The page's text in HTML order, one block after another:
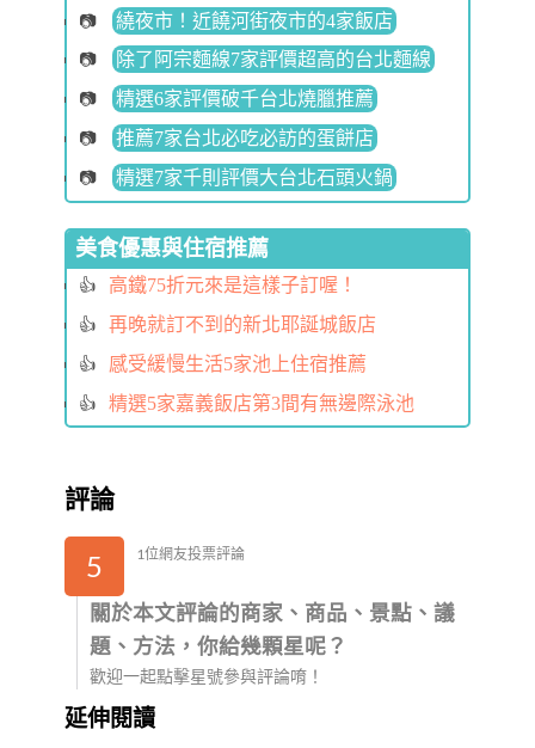
繞夜市！近饒河街夜市的4家飯店
除了阿宗麵線7家評價超高的台北麵線
精選6家評價破千台北燒臘推薦
推薦7家台北必吃必訪的蛋餅店
精選7家千則評價大台北石頭火鍋
美食優惠與住宿推薦
高鐵75折元來是這樣子訂喔！
再晚就訂不到的新北耶誕城飯店
感受緩慢生活5家池上住宿推薦
精選5家嘉義飯店第3間有無邊際泳池
評論
5 1位網友投票評論
關於本文評論的商家、商品、景點、議
題、方法，你給幾顆星呢？
歡迎一起點擊星號參與評論唷！
延伸閱讀